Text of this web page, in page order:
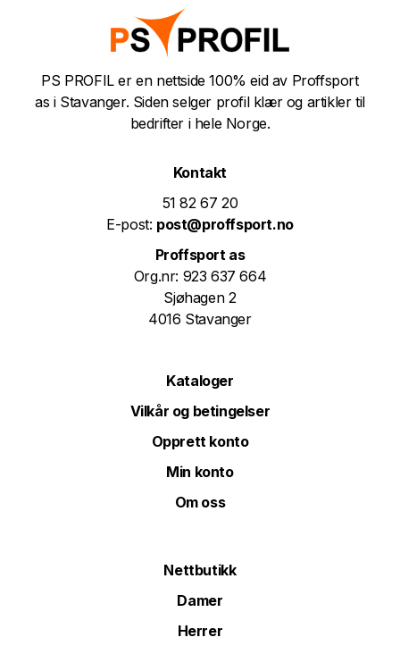
PS PROFIL er en nettside 100% eid av Proffsport
as i Stavanger. Siden selger profil klær og artikler til
bedrifter i hele Norge.
Kontakt
51 82 67 20
E-post: post@proffsport.no
Proffsport as
Org.nr: 923 637 664
Sjøhagen 2
4016 Stavanger
Kataloger
Vilkår og betingelser
Opprett konto
Min konto
Om oss
Nettbutikk
Damer
Herrer